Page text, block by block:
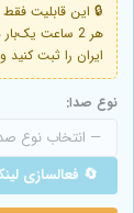
🔒 این قابلیت فقط
ایران را ثبت
نوع صدا:
🔄 فعالسازی